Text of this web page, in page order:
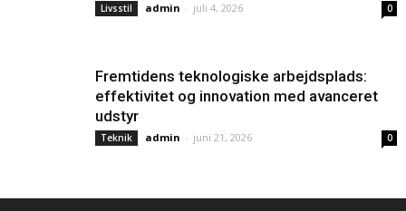
Livsstil admin - juli 4, 2026 0
Fremtidens teknologiske arbejdsplads:
effektivitet og innovation med avanceret
udstyr
Teknik admin - juni 21, 2026 0